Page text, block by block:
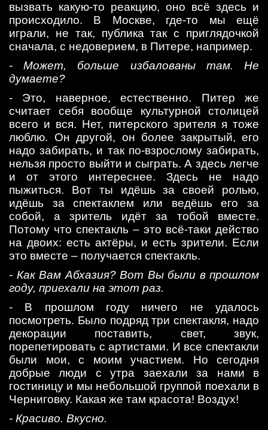
вызвать какую-то реакцию, оно всё здесь и
происходило. В Москве, где-то мы ещё
играли, не так, публика так с приглядочкой
сначала, с недоверием, в Питере, например.
- Может, больше избалованы там. Не
думаете?
- Это, наверное, естественно. Питер же
считает себя вообще культурной столицей
всего и вся. Нет, питерского зрителя я тоже
люблю. Он другой, он более закрытый, его
надо забирать, и так по-взрослому забирать,
нельзя просто выйти и сыграть. А здесь легче
и от этого интереснее. Здесь не надо
пыжиться. Вот ты идёшь за своей ролью,
идёшь за спектаклем или ведёшь его за
собой, а зритель идёт за тобой вместе.
Потому что спектакль – это всё-таки действо
на двоих: есть актёры, и есть зрители. Если
это вместе – получается спектакль.
- Как Вам Абхазия? Вот Вы были в прошлом
году, приехали на этот раз.
- В прошлом году ничего не удалось
посмотреть. Было подряд три спектакля, надо
декорации поставить, свет, звук,
порепетировать с артистами. И все спектакли
были мои, с моим участием. Но сегодня
добрые люди с утра заехали за нами в
гостиницу и мы небольшой группой поехали в
Черниговку. Какая же там красота! Воздух!
- Красиво. Вкусно.